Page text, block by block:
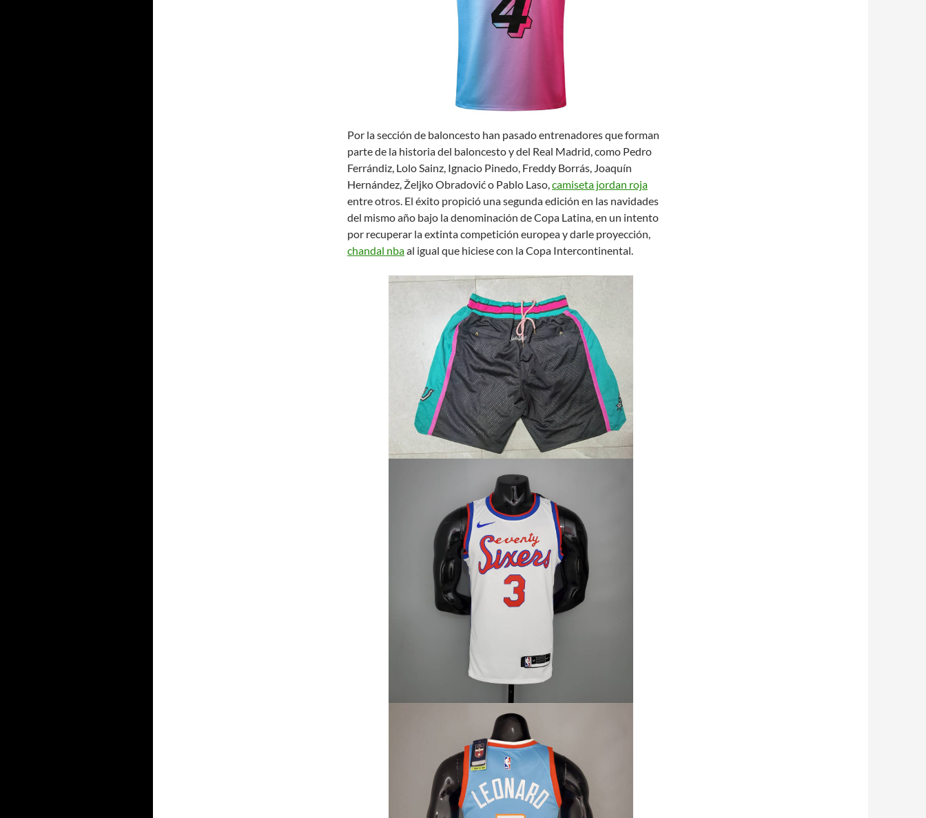
Por la sección de baloncesto han pasado entrenadores que forman
parte de la historia del baloncesto y del Real Madrid, como Pedro
Ferrándiz, Lolo Sainz, Ignacio Pinedo, Freddy Borrás, Joaquín
Hernández, Željko Obradović o Pablo Laso,camiseta jordan roja
entre otros. El éxito propició una segunda edición en las navidades
del mismo año bajo la denominación de Copa Latina, en un intento
por recuperar la extinta competición europea y darle proyección,
chandal nbaal igual que hiciese con la Copa Intercontinental.